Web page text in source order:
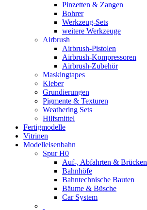
Pinzetten & Zangen
Bohrer
Werkzeug-Sets
weitere Werkzeuge
Airbrush
Airbrush-Pistolen
Airbrush-Kompressoren
Airbrush-Zubehör
Maskingtapes
Kleber
Grundierungen
Pigmente & Texturen
Weathering Sets
Hilfsmittel
Fertigmodelle
Vitrinen
Modelleisenbahn
Spur H0
Auf-, Abfahrten & Brücken
Bahnhöfe
Bahntechnische Bauten
Bäume & Büsche
Car System